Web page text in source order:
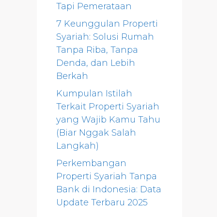
Tapi Pemerataan
7 Keunggulan Properti
Syariah: Solusi Rumah
Tanpa Riba, Tanpa
Denda, dan Lebih
Berkah
Kumpulan Istilah
Terkait Properti Syariah
yang Wajib Kamu Tahu
(Biar Nggak Salah
Langkah)
Perkembangan
Properti Syariah Tanpa
Bank di Indonesia: Data
Update Terbaru 2025